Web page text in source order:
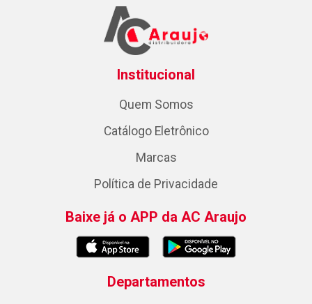
Institucional
Quem Somos
Catálogo Eletrônico
Marcas
Política de Privacidade
Baixe já o APP da AC Araujo
Departamentos